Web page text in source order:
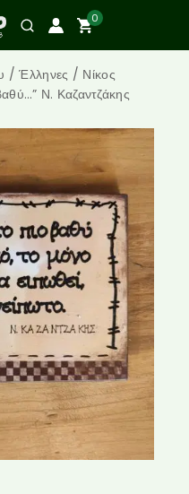
0
/ Έλληνες / Νίκος
Ν. Καζαντζάκης